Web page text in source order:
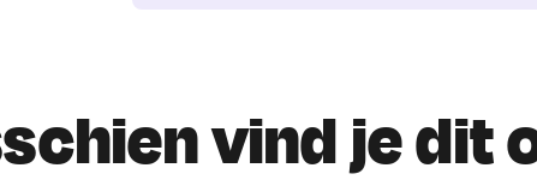
vind je dit